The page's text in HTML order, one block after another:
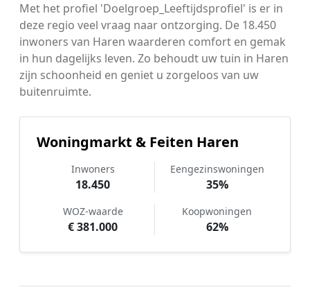
Met het profiel 'Doelgroep_Leeftijdsprofiel' is er in
deze regio veel vraag naar ontzorging. De 18.450
inwoners van Haren waarderen comfort en gemak
in hun dagelijks leven. Zo behoudt uw tuin in Haren
zijn schoonheid en geniet u zorgeloos van uw
buitenruimte.
Woningmarkt & Feiten Haren
Inwoners
18.450
Eengezinswoningen
35%
WOZ-waarde
€ 381.000
Koopwoningen
62%